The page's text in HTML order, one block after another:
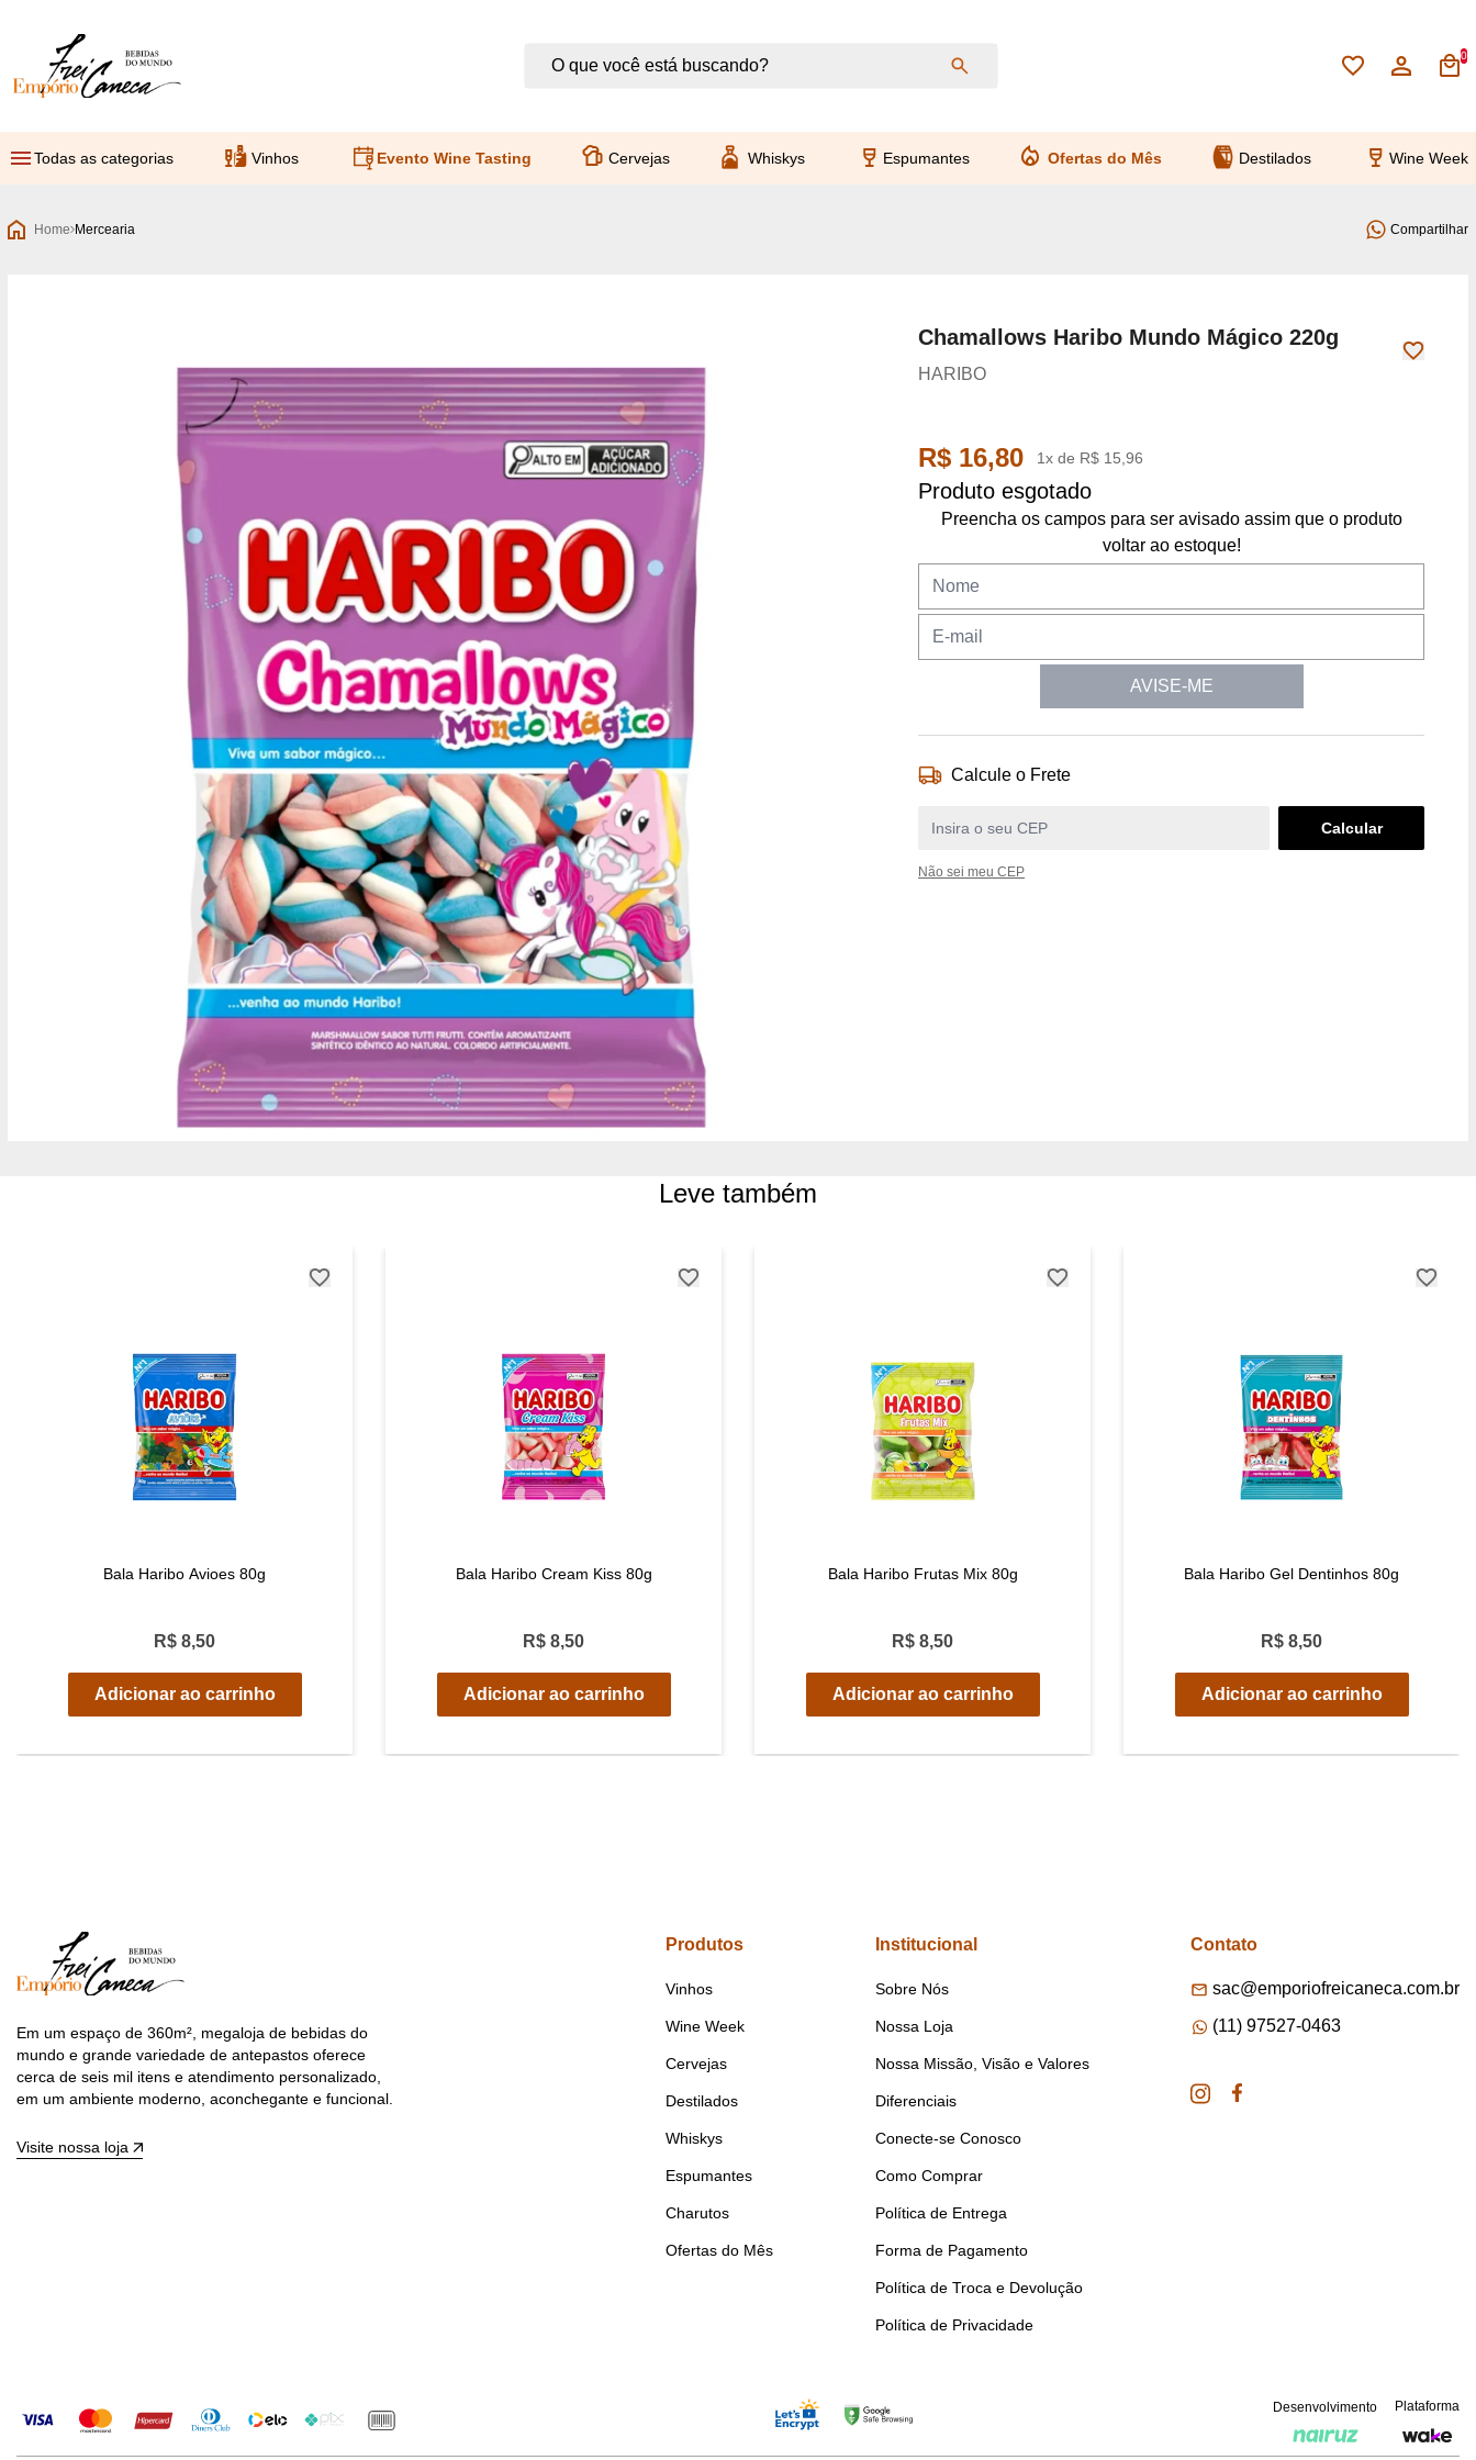
0
Todas as categorias Vinhos Evento Wine Tasting Cervejas Whiskys Espumantes Ofertas do Mês Destilados Wine Week
Home Mercearia Compartilhar
Chamallows Haribo Mundo Mágico 220g
HARIBO
R$ 16,80 1x de R$ 15,96
Produto esgotado
Preencha os campos para ser avisado assim que o produto
voltar ao estoque!
AVISE-ME
Calcule o Frete
Não sei meu CEP
Leve também
Bala Haribo Avioes 80g
R$ 8,50
Adicionar ao carrinho
Bala Haribo Cream Kiss 80g
R$ 8,50
Adicionar ao carrinho
Bala Haribo Frutas Mix 80g
R$ 8,50
Adicionar ao carrinho
Bala Haribo Gel Dentinhos 80g
R$ 8,50
Adicionar ao carrinho
Em um espaço de 360m², megaloja de bebidas do
mundo e grande variedade de antepastos oferece
cerca de seis mil itens e atendimento personalizado,
em um ambiente moderno, aconchegante e funcional.
Visite nossa loja
Produtos
Vinhos
Wine Week
Cervejas
Destilados
Whiskys
Espumantes
Charutos
Ofertas do Mês
Institucional
Sobre Nós
Nossa Loja
Nossa Missão, Visão e Valores
Diferenciais
Conecte-se Conosco
Como Comprar
Política de Entrega
Forma de Pagamento
Política de Troca e Devolução
Política de Privacidade
Contato
sac@emporiofreicaneca.com.br
(11) 97527-0463
Desenvolvimento Plataforma